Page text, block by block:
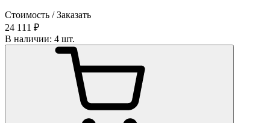
Стоимость / Заказать
24 111 ₽
В наличии: 4 шт.